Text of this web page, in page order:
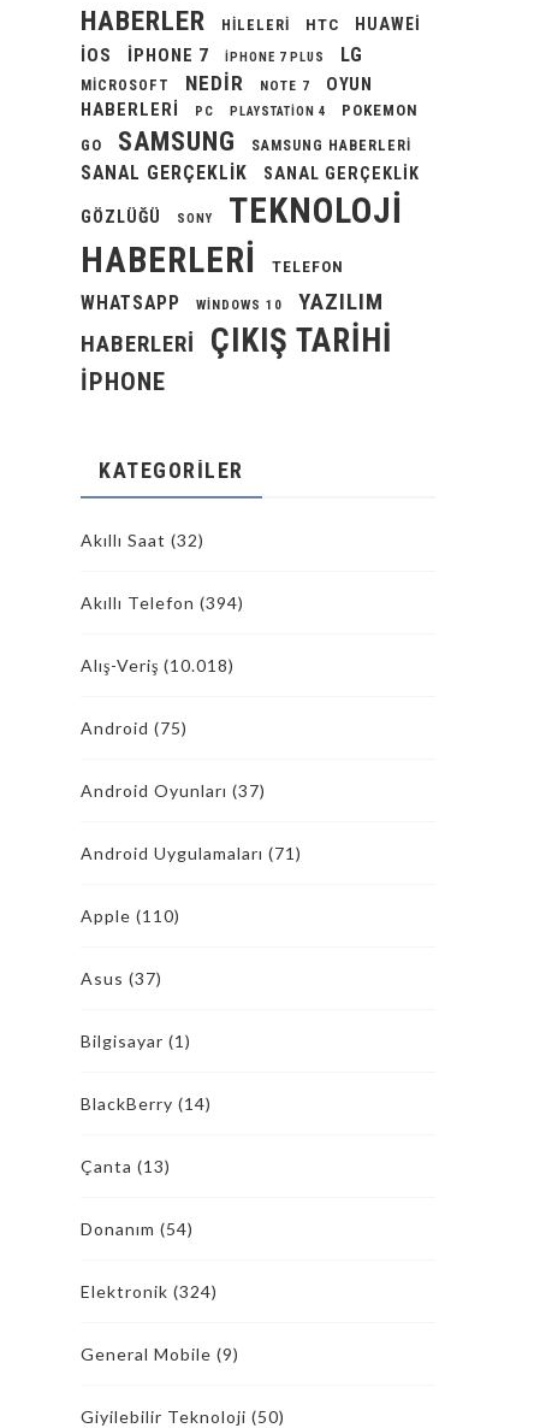
HABERLER
HILELERI HTC HUAWEI
IOS IPHONE 7 IPHONE 7 PLUS LG
MICROSOFT NEDIR NOTE 7
OYUN
HABERLERI
PC PLAYSTATION 4
POKEMON
GO
SAMSUNG SAMSUNG HABERLERI
SANAL GERÇEKLIK SANAL GERÇEKLIK
GÖZLÜĞÜ SONY
TEKNOLOJI
HABERLERI
TELEFON
WHATSAPP WINDOWS 10
YAZILIM
HABERLERI
ÇIKIŞ TARIHI
İPHONE
KATEGORILER
Akıllı Saat (32)
Akıllı Telefon (394)
Alış-Veriş (10.018)
Android (75)
Android Oyunları (37)
Android Uygulamaları (71)
Apple (110)
Asus (37)
Bilgisayar (1)
BlackBerry (14)
Çanta (13)
Donanım (54)
Elektronik (324)
General Mobile (9)
Giyilebilir Teknoloji (50)